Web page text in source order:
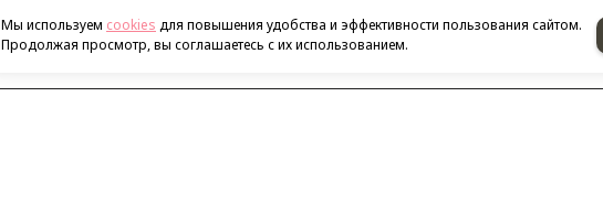
Мы используем cookies для повышения удобства и эффективности пользования сайтом.
Продолжая просмотр, вы соглашаетесь с их использованием.